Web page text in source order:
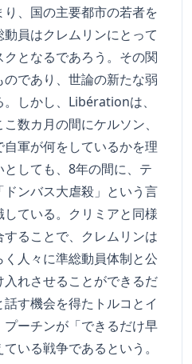
、国の主要都市の若者を
員はクレムリンにとって
となるであろう。その関
であり、世論の新たな弱
しかし、Libérationは、
数カ月の間にケルソン、
軍が何をしているかを理
しても、8年の間に、テ
ンバス大虐殺」という言
ている。クリミアと同様
ることで、クレムリンは
人々に準総動員体制と公
れさせることができるだ
す機会を得たトルコとイ
ーチンが「できるだけ早
いる戦争であるという。